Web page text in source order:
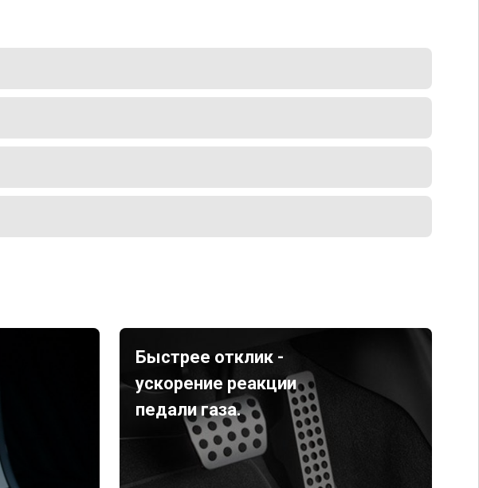
Быстрее отклик -
ускорение реакции
педали газа.